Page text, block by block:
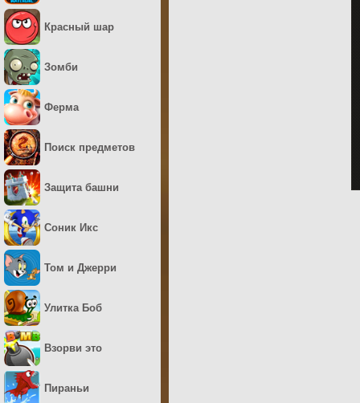
Красный шар
Зомби
Ферма
Поиск предметов
Защита башни
Соник Икс
Том и Джерри
Улитка Боб
Взорви это
Пираньи